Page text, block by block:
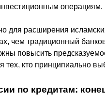
операциям.
для расширения
чем традиционный
повысить
тех, кто принципиально
по кредитам: